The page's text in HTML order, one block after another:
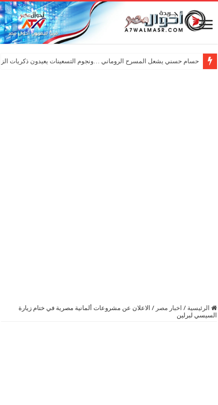
حسام حسني يشعل المسرح الروماني …ونجوم التسعينات يعيدون ذكريات
الرئيسية / اخبار مصر / الاعلان عن مشروعات ألمانية مصرية في ختام زيارة
السيسي لبرلين